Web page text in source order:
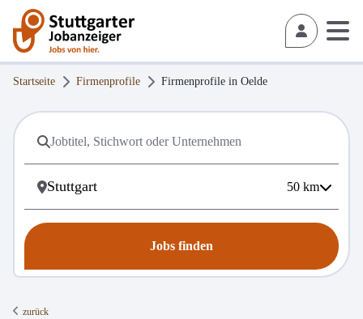
Startseite Firmenprofile Firmenprofile in Oelde
50 km
Jobs finden
zurück